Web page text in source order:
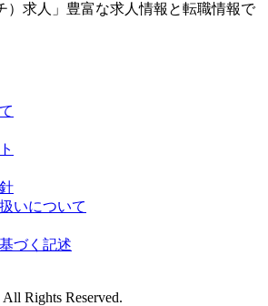
）求人」豊富な求人情報と転職情報で
いについて
づく記述
Rights Reserved.